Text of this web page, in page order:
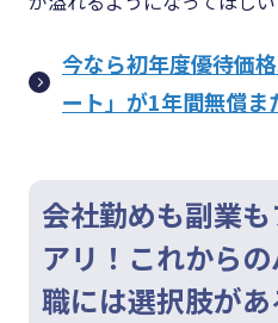
今なら初年度優待価
ート」が1年間無償ま
会社勤めも副業
アリ！これから
職には選択肢があ